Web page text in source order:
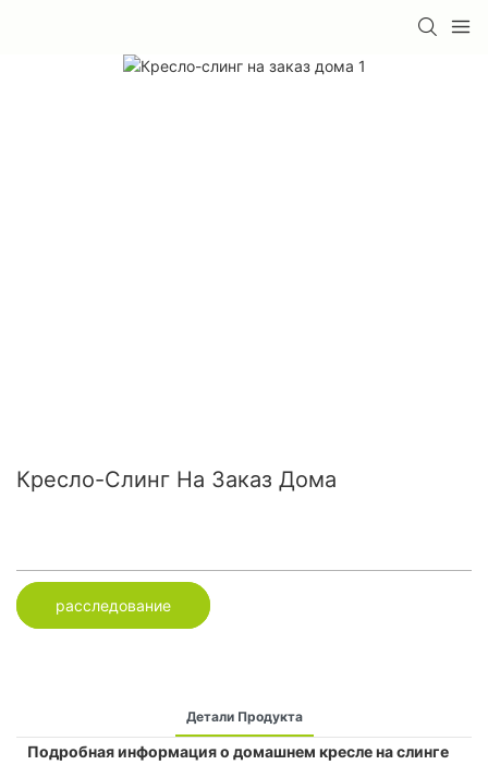
Кресло-Слинг На Заказ Дома
расследование
Детали Продукта
Подробная информация о домашнем кресле на слинге